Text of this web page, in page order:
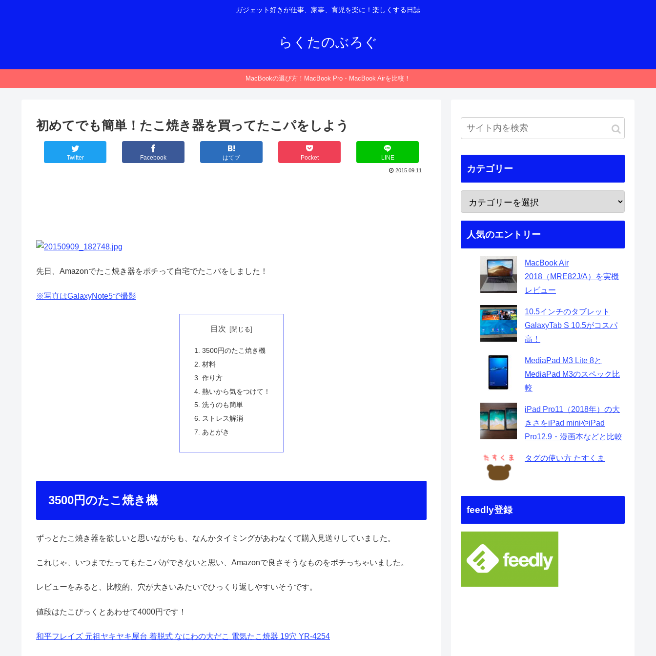
ガジェット好きが仕事、家事、育児を楽に！楽しくする日誌
らくたのぶろぐ
MacBookの選び方！MacBook Pro・MacBook Airを比較！
初めてでも簡単！たこ焼き器を買ってたこパをしよう
Twitter Facebook はてブ Pocket LINE
2015.09.11
先日、Amazonでたこ焼き器をポチって自宅でたこパをしました！
※写真はGalaxyNote5で撮影
目次
3500円のたこ焼き機
材料
作り方
熱いから気をつけて！
洗うのも簡単
ストレス解消
あとがき
3500円のたこ焼き機
ずっとたこ焼き器を欲しいと思いながらも、なんかタイミングがあわなくて購入見送りしていました。
これじゃ、いつまでたってもたこパができないと思い、Amazonで良さそうなものをポチっちゃいました。
レビューをみると、比較的、穴が大きいみたいでひっくり返しやすいそうです。
値段はたこぴっくとあわせて4000円です！
和平フレイズ 元祖ヤキヤキ屋台 着脱式 なにわの大だこ 電気たこ焼器 19穴 YR-4254
カテゴリー
人気のエントリー
MacBook Air
2018（MRE82J/A）を実機
レビュー
10.5インチのタブレット
GalaxyTab S 10.5がコスパ
高！
MediaPad M3 Lite 8と
MediaPad M3のスペック比
較
iPad Pro11（2018年）の大
きさをiPad miniやiPad
Pro12.9・漫画本などと比較
タグの使い方 たすくま
feedly登録